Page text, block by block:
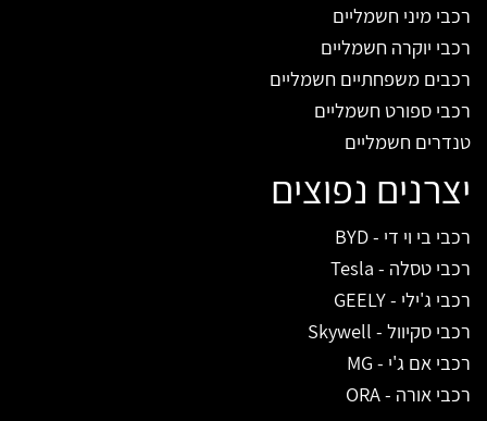
רכבי מיני חשמליים
רכבי יוקרה חשמליים
רכבים משפחתיים חשמליים
רכבי ספורט חשמליים
טנדרים חשמליים
יצרנים נפוצים
רכבי בי וי די - BYD
רכבי טסלה - Tesla
רכבי ג'ילי - GEELY
רכבי סקיוול - Skywell
רכבי אם ג'י - MG
רכבי אורה - ORA